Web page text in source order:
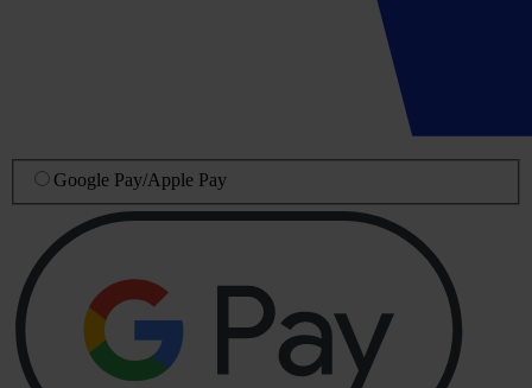
Google Pay/Apple Pay